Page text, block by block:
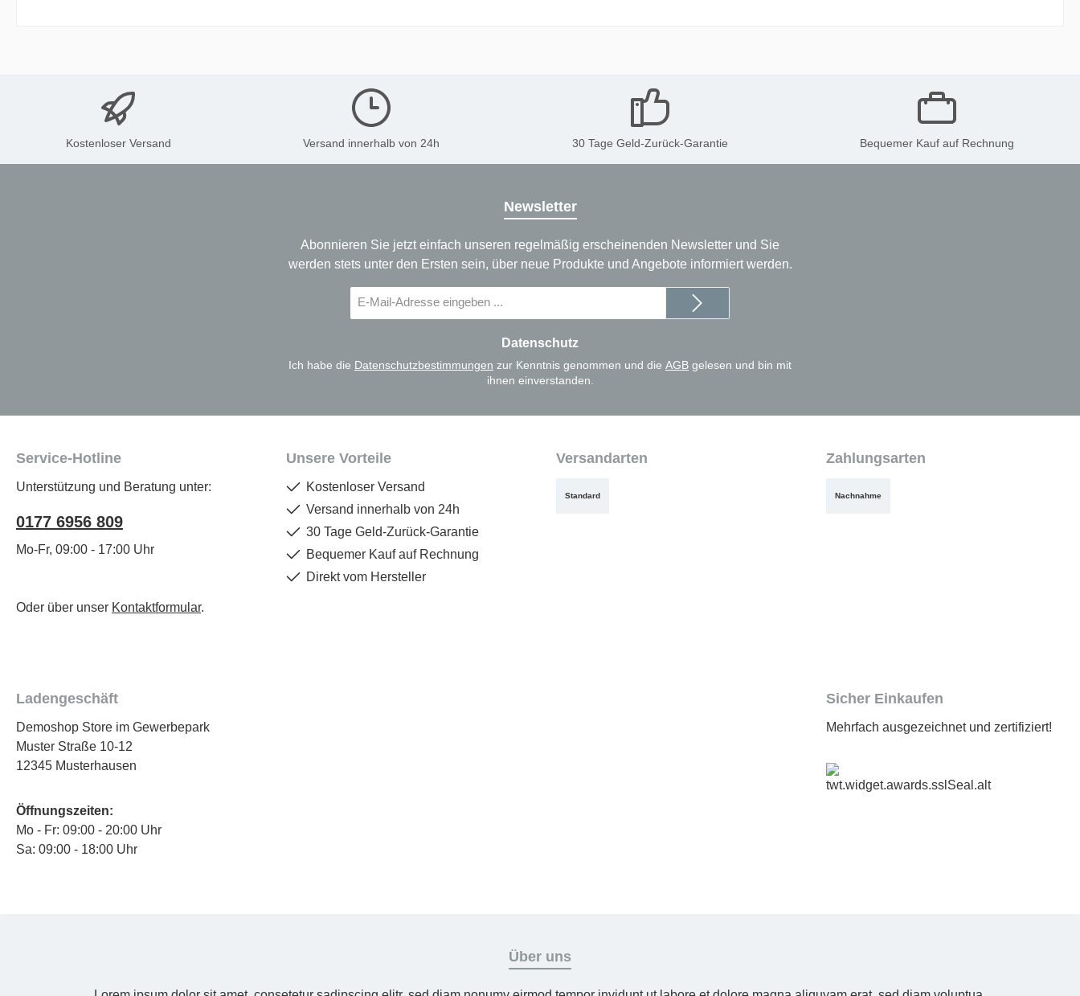
Kostenloser Versand Versand innerhalb von 24h 30 Tage Geld-Zurück-Garantie Bequemer Kauf auf Rechnung
Newsletter
Abonnieren Sie jetzt einfach unseren regelmäßig erscheinenden Newsletter und Sie
werden stets unter den Ersten sein, über neue Produkte und Angebote informiert werden.
Mail-
Datenschutz
Ich habe die Datenschutzbestimmungen zur Kenntnis genommen und die AGB gelesen und bin mit
ihnen einverstanden.
Service-Hotline
Unterstützung und Beratung unter:
0177 6956 809
Mo-Fr, 09:00 - 17:00 Uhr
Oder über unser Kontaktformular.
Unsere Vorteile
Kostenloser Versand
Versand innerhalb von 24h
30 Tage Geld-Zurück-Garantie
Bequemer Kauf auf Rechnung
Direkt vom Hersteller
Versandarten
Standard
Zahlungsarten
Nachnahme
Ladengeschäft
Demoshop Store im Gewerbepark
Muster Straße 10-12
12345 Musterhausen
Öffnungszeiten:
Mo - Fr: 09:00 - 20:00 Uhr
Sa: 09:00 - 18:00 Uhr
Sicher Einkaufen
Mehrfach ausgezeichnet und zertifiziert!
Über uns